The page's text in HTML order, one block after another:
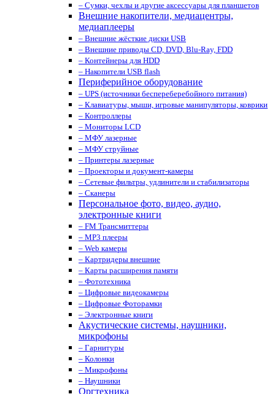
– Сумки, чехлы и другие аксессуары для планшетов
Внешние накопители, медиацентры,
медиаплееры
– Внешние жёсткие диски USB
– Внешние приводы CD, DVD, Blu-Ray, FDD
– Контейнеры для HDD
– Накопители USB flash
Периферийное оборудование
– UPS (источники беспереберебойного питания)
– Клавиатуры, мыши, игровые манипуляторы, коврики
– Контроллеры
– Мониторы LCD
– МФУ лазерные
– МФУ струйные
– Принтеры лазерные
– Проекторы и документ-камеры
– Сетевые фильтры, удлинители и стабилизаторы
– Сканеры
Персональное фото, видео, аудио,
электронные книги
– FM Трансмиттеры
– MP3 плееры
– Web камеры
– Картридеры внешние
– Карты расширения памяти
– Фототехника
– Цифровые видеокамеры
– Цифровые Фоторамки
– Электронные книги
Акустические системы, наушники,
микрофоны
– Гарнитуры
– Колонки
– Микрофоны
– Наушники
Оргтехника